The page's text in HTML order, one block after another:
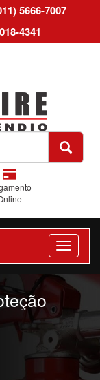
5666-7007
4341